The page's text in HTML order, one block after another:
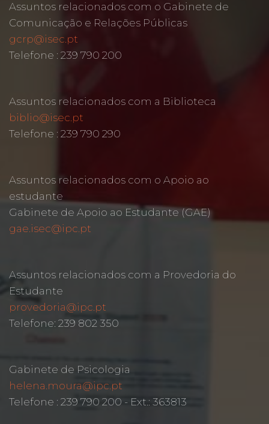
Assuntos relacionados com o Gabinete de
Comunicação e Relações Públicas
gcrp@isec.pt
Telefone : 239 790 200
Assuntos relacionados com a Biblioteca
biblio@isec.pt
Telefone : 239 790 290
Assuntos relacionados com o Apoio ao
estudante
Gabinete de Apoio ao Estudante (GAE)
gae.isec@ipc.pt
Assuntos relacionados com a Provedoria do
Estudante
provedoria@ipc.pt
Telefone: 239 802 350
Gabinete de Psicologia
helena.moura@ipc.pt
Telefone : 239 790 200 - Ext.: 363813